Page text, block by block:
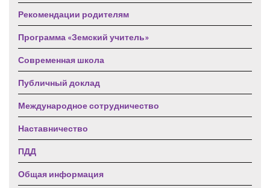
Рекомендации родителям
Программа «Земский учитель»
Современная школа
Публичный доклад
Международное сотрудничество
Наставничество
ПДД
Общая информация